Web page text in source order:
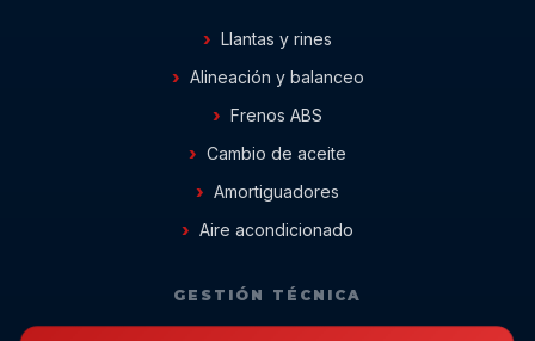
Llantas y rines
Alineación y balanceo
Frenos ABS
Cambio de aceite
Amortiguadores
Aire acondicionado
GESTIÓN TÉCNICA